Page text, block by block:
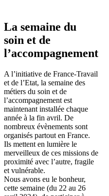
La semaine du
soin et de
l’accompagnement
A l’initiative de France-Travail
et de l’Etat, la semaine des
métiers du soin et de
l’accompagnement est
maintenant installée chaque
année à la fin avril. De
nombreux évènements sont
organisés partout en France.
Ils mettent en lumière le
merveilleux de ces missions de
proximité avec l’autre, fragile
et vulnérable.
Nous avons eu le bonheur,
cette semaine (du 22 au 26